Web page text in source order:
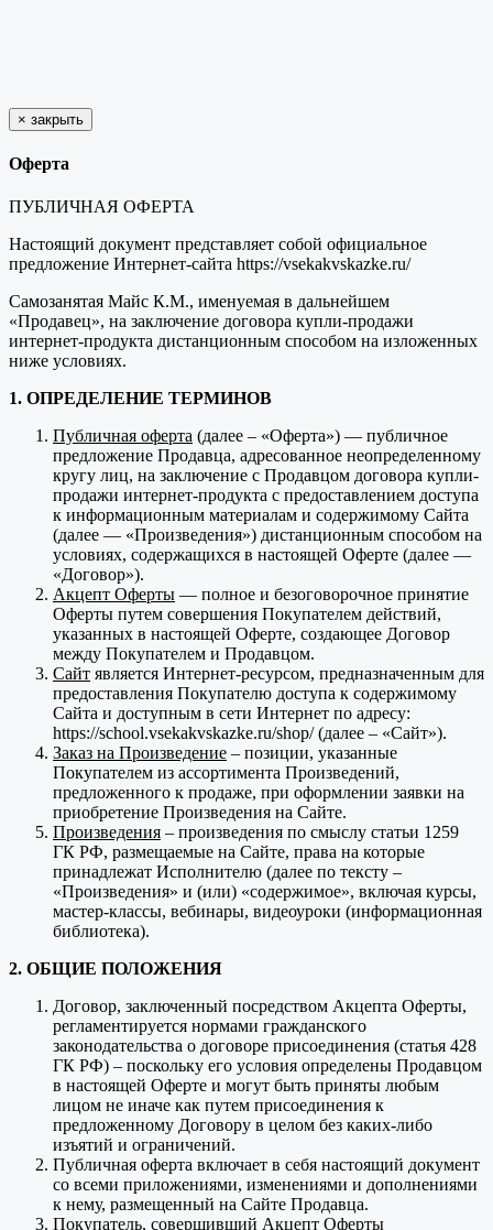
× закрыть
Оферта
ПУБЛИЧНАЯ ОФЕРТА
Настоящий документ представляет собой официальное
предложение Интернет-сайта https://vsekakvskazke.ru/
Самозанятая Майс К.М., именуемая в дальнейшем
«Продавец», на заключение договора купли-продажи
интернет-продукта дистанционным способом на изложенных
ниже условиях.
1. ОПРЕДЕЛЕНИЕ ТЕРМИНОВ
Публичная оферта (далее – «Оферта») — публичное
предложение Продавца, адресованное неопределенному
кругу лиц, на заключение с Продавцом договора купли-
продажи интернет-продукта с предоставлением доступа
к информационным материалам и содержимому Сайта
(далее — «Произведения») дистанционным способом на
условиях, содержащихся в настоящей Оферте (далее —
«Договор»).
Акцепт Оферты — полное и безоговорочное принятие
Оферты путем совершения Покупателем действий,
указанных в настоящей Оферте, создающее Договор
между Покупателем и Продавцом.
Сайт является Интернет-ресурсом, предназначенным для
предоставления Покупателю доступа к содержимому
Сайта и доступным в сети Интернет по адресу:
https://school.vsekakvskazke.ru/shop/ (далее – «Сайт»).
Заказ на Произведение – позиции, указанные
Покупателем из ассортимента Произведений,
предложенного к продаже, при оформлении заявки на
приобретение Произведения на Сайте.
Произведения – произведения по смыслу статьи 1259
ГК РФ, размещаемые на Сайте, права на которые
принадлежат Исполнителю (далее по тексту –
«Произведения» и (или) «содержимое», включая курсы,
мастер-классы, вебинары, видеоуроки (информационная
библиотека).
2. ОБЩИЕ ПОЛОЖЕНИЯ
Договор, заключенный посредством Акцепта Оферты,
регламентируется нормами гражданского
законодательства о договоре присоединения (статья 428
ГК РФ) – поскольку его условия определены Продавцом
в настоящей Оферте и могут быть приняты любым
лицом не иначе как путем присоединения к
предложенному Договору в целом без каких-либо
изъятий и ограничений.
Публичная оферта включает в себя настоящий документ
со всеми приложениями, изменениями и дополнениями
к нему, размещенный на Сайте Продавца.
Покупатель, совершивший Акцепт Оферты